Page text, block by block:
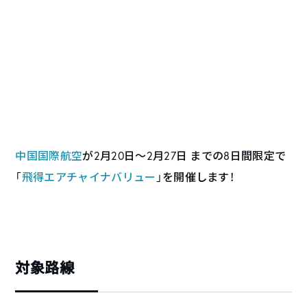
中国国際航空が2月20日～2月27日 までの8日間限定で
「飛得エアチャイナバリュー 」を開催します！
対象路線